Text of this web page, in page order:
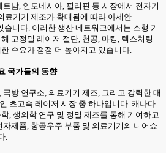
남, 인도네시아, 필리핀 등 시장에서 전자기
료기기 제조가 확대됨에 따라 아세안
습니다. 이러한 생산 네트워크에서는 소형 기
고정밀 레이저 절단, 천공, 마킹, 텍스처링
수요가 점점 더 높아지고 있습니다.
국가들의 동향
방 연구소, 의료기기 제조, 그리고 강력한 대
초고속 레이저 시장 중 하나입니다. 캐나다
, 생의학 연구 및 정밀 제조를 통해 기여하고
제품, 항공우주 부품 및 의료기기의 니어쇼
.